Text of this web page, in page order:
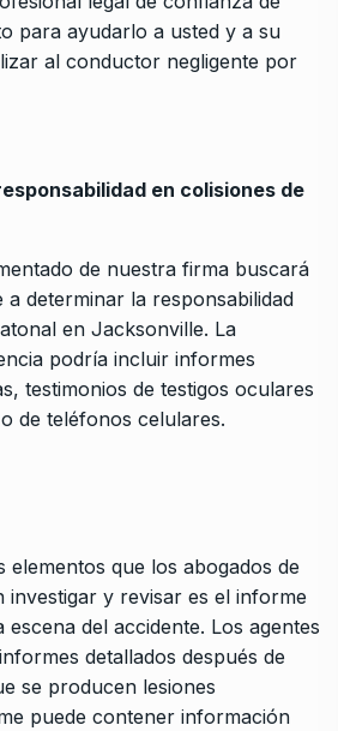
para ayudarlo a usted y a su
al conductor negligente por
en colisiones de
de nuestra firma buscará
a determinar la responsabilidad
en Jacksonville. La
podría incluir informes
testimonios de testigos oculares
de teléfonos celulares.
elementos que los abogados de
investigar y revisar es el informe
escena del accidente. Los agentes
detallados después de
se producen lesiones
puede contener información